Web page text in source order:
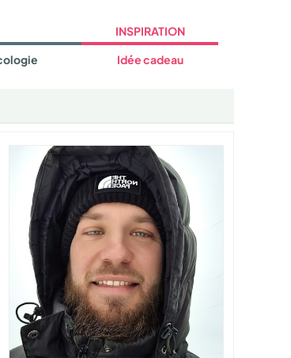
INSPIRATION
Idée cadeau